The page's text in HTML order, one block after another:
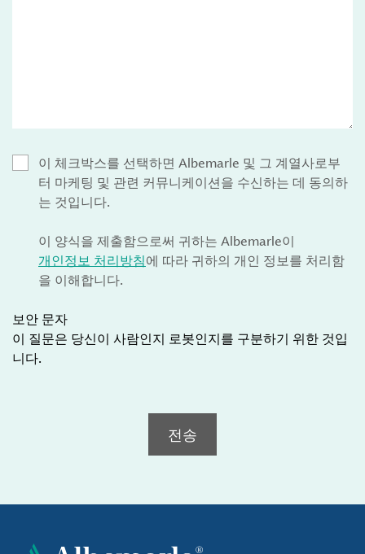
이 체크박스를 선택하면 Albemarle 및 그 계열사로부
터 마케팅 및 관련 커뮤니케이션을 수신하는 데 동의하
는 것입니다.
이 양식을 제출함으로써 귀하는 Albemarle이
개인정보 처리방침에 따라 귀하의 개인 정보를 처리함
을 이해합니다.
보안 문자
이 질문은 당신이 사람인지 로봇인지를 구분하기 위한 것입
니다.
전송